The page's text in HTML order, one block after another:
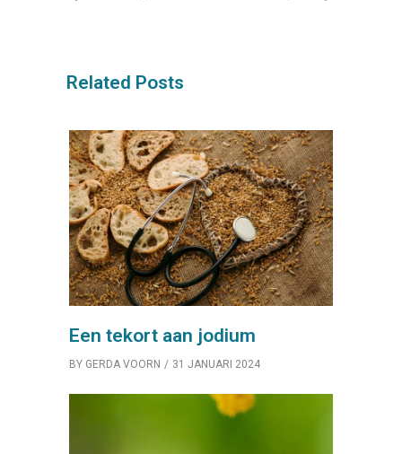
Related Posts
Een tekort aan jodium
BY GERDA VOORN 31 JANUARI 2024